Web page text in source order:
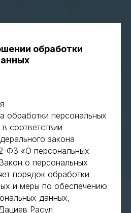
обработки
обработки персональных
соответствии
закона
ФЗ «О персональных
о персональных
порядок обработки
и меры по обеспечению
данных,
Расул